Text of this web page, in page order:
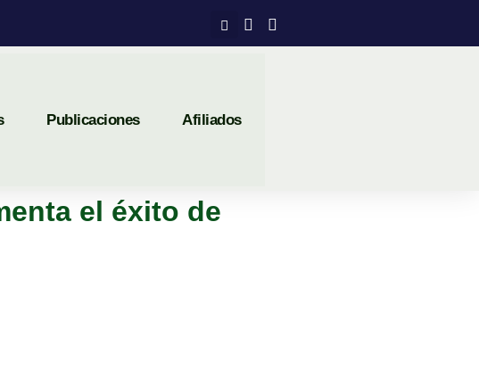
Publicaciones Afiliados
el éxito de